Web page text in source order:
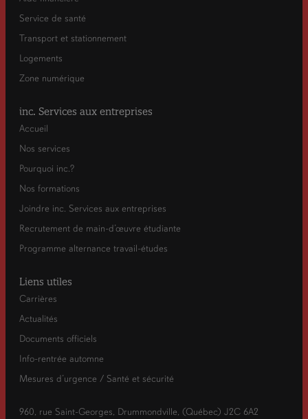
Service de santé
Transport et stationnement
Logements
Zone numérique
inc. Services aux entreprises
Accueil
Nos services
Pourquoi inc.?
Nos formations
Joindre inc. Services aux entreprises
Recrutement de main-d’œuvre étudiante
Programme alternance travail-études
Liens utiles
Carrières
Actualités
Documents officiels
Info-rentrée automne
Mesures d’urgence / Santé et sécurité
960, rue Saint-Georges, Drummondville, (Québec) J2C 6A2